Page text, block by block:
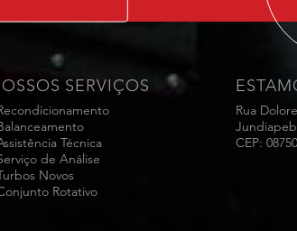
SERVIÇOS
Técnica
de Análise
Novos
Rotativo
Rua
CEP: